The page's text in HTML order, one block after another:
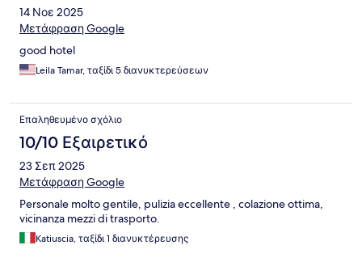
14 Νοε 2025
Μετάφραση Google
good hotel
Leila Tamar, ταξίδι 5 διανυκτερεύσεων
Επαληθευμένο σχόλιο
10/10 Εξαιρετικό
23 Σεπ 2025
Μετάφραση Google
Personale molto gentile, pulizia eccellente , colazione ottima,
vicinanza mezzi di trasporto.
Katiuscia, ταξίδι 1 διανυκτέρευσης